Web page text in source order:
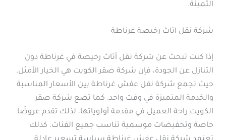
الثمينة.
شركة نقل اثاث رخيصة غرناطة
إذا كنت تبحث عن شركة نقل أثاث رخيصة في غرناطة دون
التنازل عن الجودة، فإن شركة صقر الكويت هي الخيار الأمثل.
حيث تجمع شركة نقل عفش غرناطة بين الأسعار المناسبة
والخدمة المتميزة في وقت واحد. كما تضع شركة صقر
الكويت راحة العميل في مقدمة أولوياتها، لذلك تقدم عروضًا
خاصة وتخفيضات موسمية تناسب جميع الفئات. كذلك